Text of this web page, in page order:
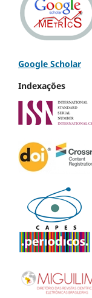
Google Scholar
Indexações